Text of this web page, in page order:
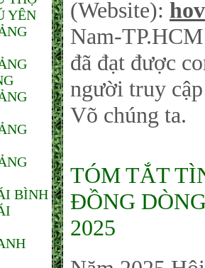
YÊN
BÌNH
(Website):
Nam-
đã đạt được
người truy
Võ chúng ta.
TÓM TẮT
ĐỒNG
2025